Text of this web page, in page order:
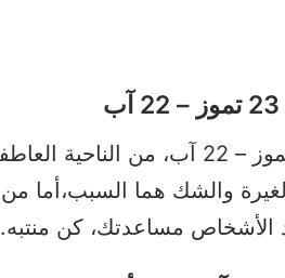
حظك اليوم وتوقعات برج الأسد
والشك هما السبب،أما
الأشخاص مساعدتك، كن منتبه.